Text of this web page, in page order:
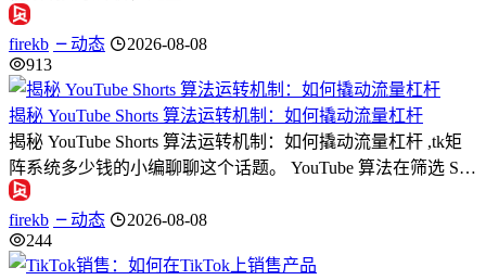
firekb 动态
2026-08-08
913
揭秘 YouTube Shorts 算法运转机制：如何撬动流量杠杆
揭秘 YouTube Shorts 算法运转机制：如何撬动流量杠杆 ,tk矩
阵系统多少钱的小编聊聊这个话题。 YouTube 算法在筛选 S…
firekb 动态
2026-08-08
244